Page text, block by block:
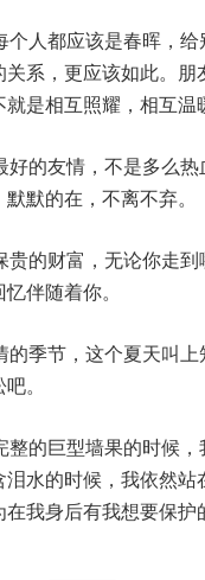
个人都应该是春晖，
系，更应该如此。朋
是相互照耀，相互温
好的友情，不是多么
默的在，不离不弃。
贵的财富，无论你走
伴随着你。
的季节，这个夏天叫
。
整的巨型墙果的时候
水的时候，我依然
我身后有我想要保护